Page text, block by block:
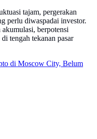
tajam, pergerakan
perlu diwaspadai investor.
berpotensi
tengah tekanan pasar
di Moscow City, Belum